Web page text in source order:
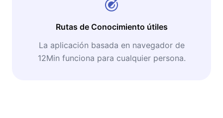
Rutas de Conocimiento útiles
La aplicación basada en navegador de
12Min funciona para cualquier persona.